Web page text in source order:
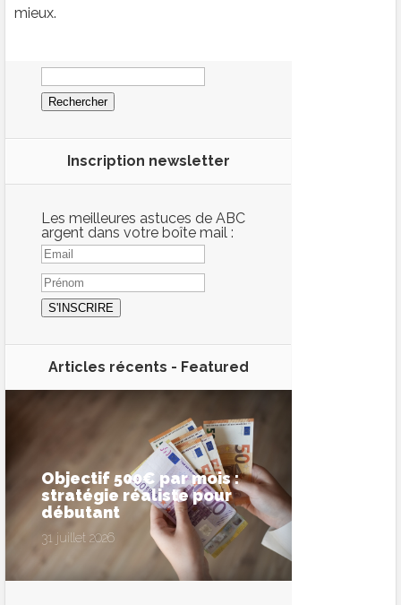
mieux.
Rechercher :
Inscription newsletter
Les meilleures astuces de ABC
argent dans votre boîte mail :
Articles récents - Featured
Objectif 500€ par mois :
stratégie réaliste pour
débutant
31 juillet 2026